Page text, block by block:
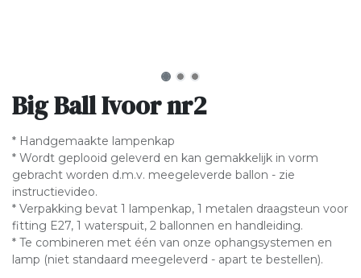
Big Ball Ivoor nr2
* Handgemaakte lampenkap
* Wordt geplooid geleverd en kan gemakkelijk in vorm
gebracht worden d.m.v. meegeleverde ballon - zie
instructievideo.
* Verpakking bevat 1 lampenkap, 1 metalen draagsteun voor
fitting E27, 1 waterspuit, 2 ballonnen en handleiding.
* Te combineren met één van onze ophangsystemen en
lamp (niet standaard meegeleverd - apart te bestellen).